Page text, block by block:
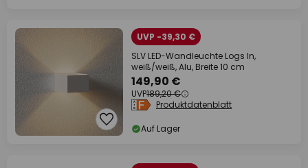
UVP -39,30 €
SLV LED-Wandleuchte Logs In,
weiß/weiß, Alu, Breite 10 cm
149,90 €
UVP189,20 €
Produktdatenblatt
Auf Lager